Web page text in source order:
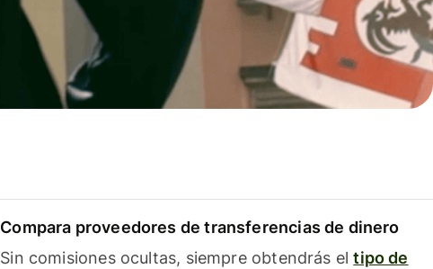
Compara proveedores de transferencias de dinero
Sin comisiones ocultas, siempre obtendrás eltipo de